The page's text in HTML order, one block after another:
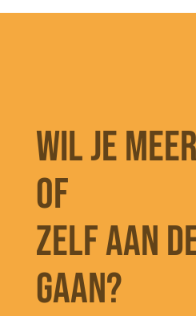
Wil je
of
zelf aan
gaan?